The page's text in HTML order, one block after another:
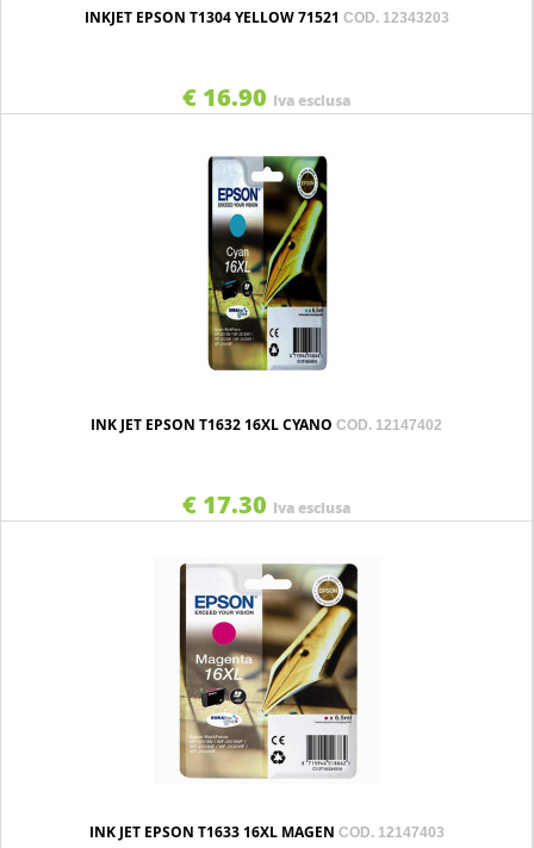
INKJET EPSON T1304 YELLOW 71521 COD. 12343203
€ 16.90 Iva esclusa
INK JET EPSON T1632 16XL CYANO COD. 12147402
€ 17.30 Iva esclusa
INK JET EPSON T1633 16XL MAGEN COD. 12147403